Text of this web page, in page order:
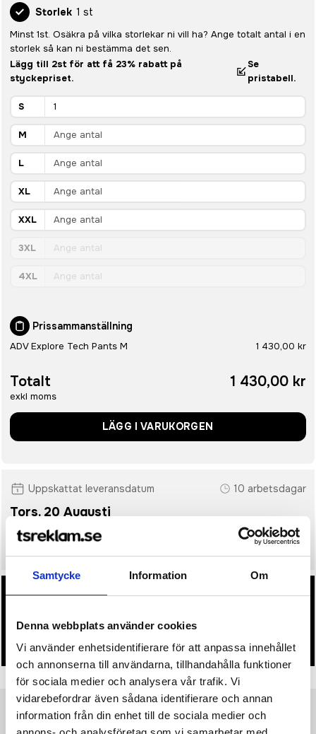
Samtycke Information Om
Denna webbplats använder cookies
Vi använder enhetsidentifierare för att anpassa innehållet
och annonserna till användarna, tillhandahålla funktioner
för sociala medier och analysera vår trafik. Vi
vidarebefordrar även sådana identifierare och annan
information från din enhet till de sociala medier och
Storlek 1 st
Minst 1st. Osäkra på vilka storlekar ni vill ha? Ange totalt antal i en
storlek så kan ni bestämma det sen.
Lägg till 2st för att få 23% rabatt på
styckepriset.
Se
pristabell.
S
M
L
XL
XXL
3XL
4XL
Prissammanställning
ADV Explore Tech Pants M 1 430,00 kr
Totalt
exkl moms
1 430,00 kr
LÄGG I VARUKORGEN
Uppskattat leveransdatum 10 arbetsdagar
Tors. 20 Augusti
• Snabbare leverans? Ange önskat leveransdatum i kassan.
• Du får alltid godkänna en offert och skiss på mailen
• Tryckfil/er logo laddas upp i kassan.
Produktinformation Specifikationer Pristabell Recensioner